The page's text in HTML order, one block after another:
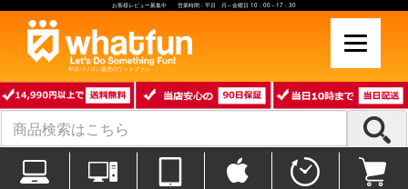
お客様レビュー募集中 営業時間：平日 月～金曜日 10：00～17：30
中古パソコン販売のワットファン